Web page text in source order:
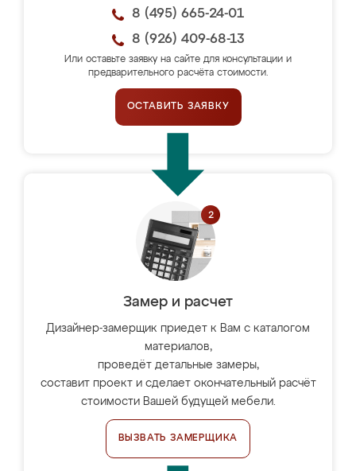
8 (495) 665-24-01
8 (926) 409-68-13
Или оставьте заявку на сайте для консультации и
предварительного расчёта стоимости.
ОСТАВИТЬ ЗАЯВКУ
Замер и расчет
Дизайнер-замерщик приедет к Вам с каталогом
материалов,
проведёт детальные замеры,
составит проект и сделает окончательный расчёт
стоимости Вашей будущей мебели.
ВЫЗВАТЬ ЗАМЕРЩИКА